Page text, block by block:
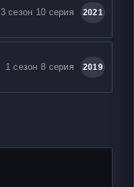
3 сезон 10 серия 2021
1 сезон 8 серия 2019